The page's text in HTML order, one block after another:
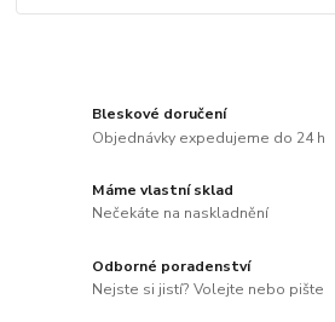
Bleskové doručení
Objednávky expedujeme do 24 h
Máme vlastní sklad
Nečekáte na naskladnění
Odborné poradenství
Nejste si jistí? Volejte nebo pište